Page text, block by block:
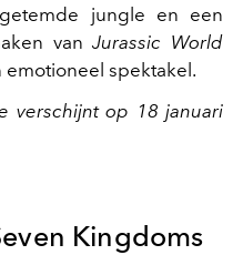
jungle en een
vanJurassic World
emotioneel spektakel.
verschijnt op 18 januari
Kingdoms